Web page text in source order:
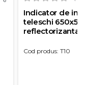
Indicator de
teleschi
reflectorizanta
Cod produs: T10